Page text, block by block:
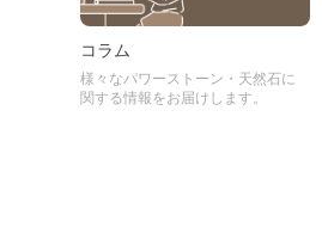
コラム
様々なパワーストーン・天然石に
関する情報をお届けします。